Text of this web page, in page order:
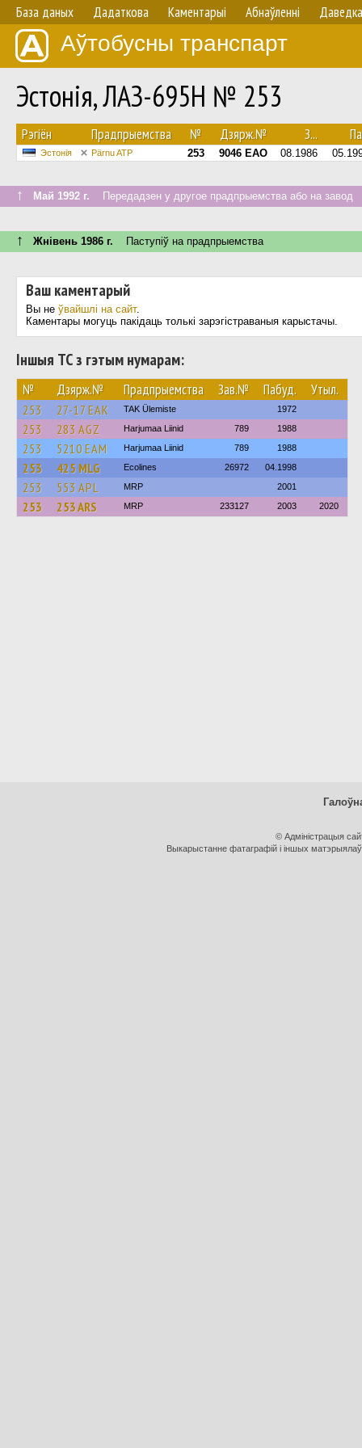
База даных Дадаткова Каментарыі Абнаўленнi Даведка
Аўтобусны транспарт
Эстонія, ЛАЗ-695Н № 253
Рэгіён Прадпрыемства № Дзярж.№ З...
Эстонія Pärnu ATP 253 9046 ЕАО 08.1986
↑ Май 1992 г. Передадзен у другое прадпрыемства або на завод
↑ Жнівень 1986 г. Паступiў на прадпрыемства
Ваш каментарый
Вы не ўвайшлі на сайт.
Каментары могуць пакідаць толькі зарэгістраваныя карыстачы.
Іншыя ТС з гэтым нумарам:
№ Дзярж.№ Прадпрыемства Зав.№ Пабуд. Утыл.
253 27-17 ЕАК TAK Ülemiste 1972
253 283 AGZ Harjumaa Liinid 789 1988
253 5210 ЕАМ Harjumaa Liinid 789 1988
253 425 MLG Ecolines 26972 04.1998
253 553 APL MRP 2001
253 253 ARS MRP 233127 2003 2020
© Адміністрацыя
Выкарыстанне фатаграфій і іншых